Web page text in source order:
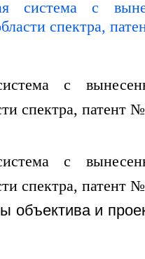
объектива и